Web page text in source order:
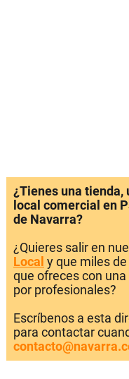
¿Tienes una tienda,
local comercial en
de Navarra?
¿Quieres salir en
Local y que miles
que ofreces con
por profesionales?
Escríbenos a esta
para contactar